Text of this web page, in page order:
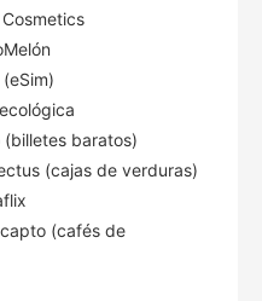
(billetes baratos)
(cajas de verduras)
(cafés de